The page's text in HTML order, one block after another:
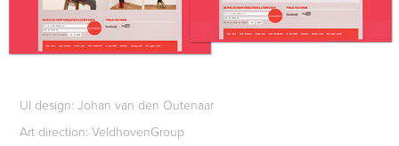
UI design: Johan van den Outenaar
Art direction: VeldhovenGroup